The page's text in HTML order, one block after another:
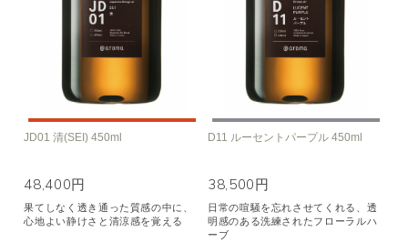
JD01 清(SEI) 450ml
48,400円
果てしなく透き通った質感の中に、
心地よい静けさと清涼感を覚える
D11 ルーセントパープル 450ml
38,500円
日常の喧騒を忘れさせてくれる、透
明感のある洗練されたフローラルハ
ーブ